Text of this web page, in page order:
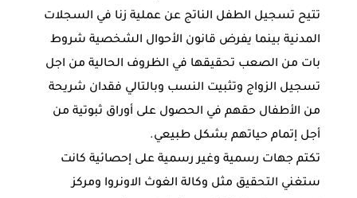
تتيح تسجيل الطفل الناتج عن عملية زنا في السجلات
المدنية بينما يفرض قانون الأحوال الشخصية شروط
بات من الصعب تحقيقها في الظروف الحالية من اجل
تسجيل الزواج وتثبيت النسب وبالتالي فقدان شريحة
من الأطفال حقهم في الحصول على أوراق ثبوتية من
أجل إتمام حياتهم بشكل طبيعي.
تكتم جهات رسمية وغير رسمية على إحصائية كانت
ستغني التحقيق مثل وكالة الغوث الاونروا ومركز